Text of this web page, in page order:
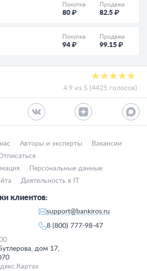
Покупка
80 ₽
Продажа
82.5 ₽
Покупка
94 ₽
Продажа
99.15 ₽
4.9 из 5 (4425 голосов)
Авторы и эксперты
Вакансии
Персональные данные
Деятельность в IT
клиентов:
support@bankiros.ru
8 (800) 777-98-47
дом 17,